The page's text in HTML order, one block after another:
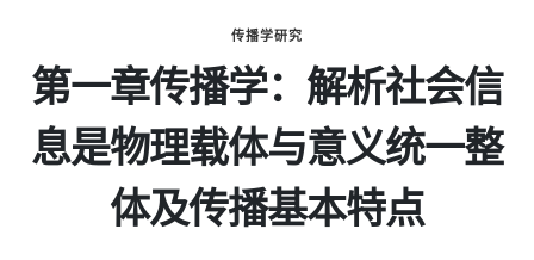
传播学研究
第一章传播学：解析社会信
息是物理载体与意义统一整
体及传播基本特点